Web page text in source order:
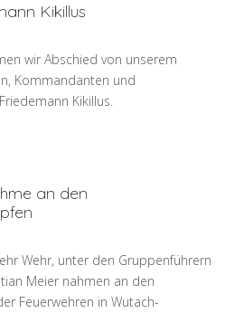
Kikillus
wir Abschied von unserem
Kommandanten und
Kikillus.
an den
Wehr, unter den Gruppenführern
Meier nahmen an den
Feuerwehren in Wutach-